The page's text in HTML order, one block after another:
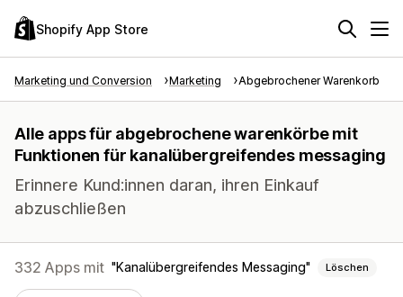
Shopify App Store
Marketing und Conversion Marketing Abgebrochener Warenkorb
Alle apps für abgebrochene warenkörbe mit
Funktionen für kanalübergreifendes messaging
Erinnere Kund:innen daran, ihren Einkauf
abzuschließen
332 Apps mit Kanalübergreifendes Messaging Löschen